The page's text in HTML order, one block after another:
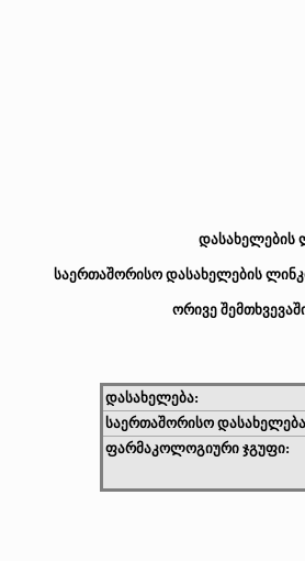
დასახელების
საერთაშორისო დასახელების
ორივე
დასახელება:
საერთაშორისო
ფარმაკოლოგიური ჯგუფი: